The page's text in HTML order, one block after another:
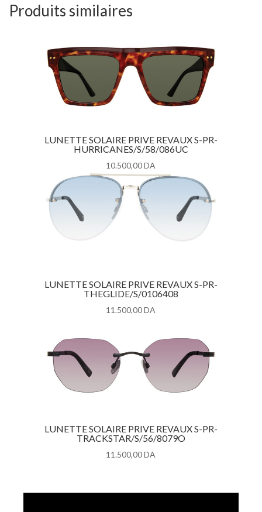
Produits similaires
LUNETTE SOLAIRE PRIVE REVAUX S-PR-
HURRICANES/S/58/086UC
10.500,00DA
LUNETTE SOLAIRE PRIVE REVAUX S-PR-
THEGLIDE/S/0106408
11.500,00DA
LUNETTE SOLAIRE PRIVE REVAUX S-PR-
TRACKSTAR/S/56/8079O
11.500,00DA